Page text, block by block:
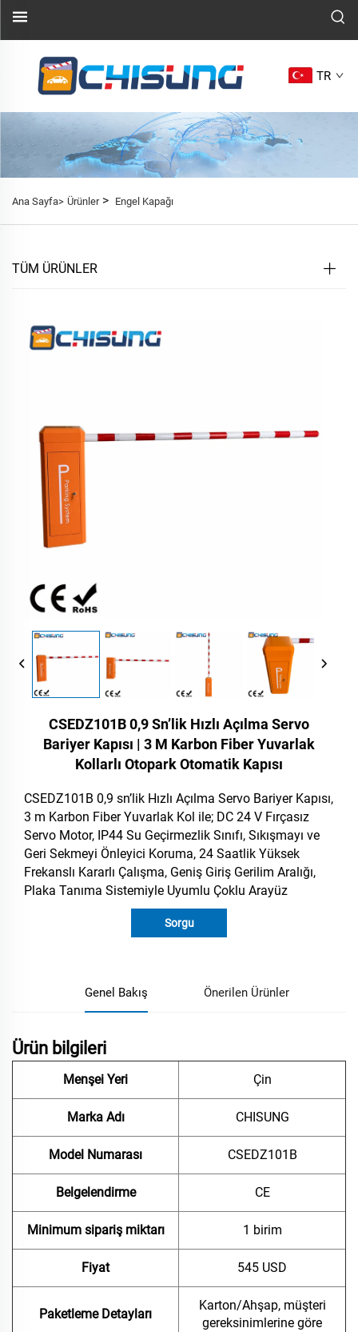
TR
Ana Sayfa> Ürünler> Engel Kapağı
TÜM ÜRÜNLER
CSEDZ101B 0,9 Sn’lik Hızlı Açılma Servo
Bariyer Kapısı | 3 M Karbon Fiber Yuvarlak
Kollarlı Otopark Otomatik Kapısı
CSEDZ101B 0,9 sn’lik Hızlı Açılma Servo Bariyer Kapısı,
3 m Karbon Fiber Yuvarlak Kol ile; DC 24 V Fırçasız
Servo Motor, IP44 Su Geçirmezlik Sınıfı, Sıkışmayı ve
Geri Sekmeyi Önleyici Koruma, 24 Saatlik Yüksek
Frekanslı Kararlı Çalışma, Geniş Giriş Gerilim Aralığı,
Plaka Tanıma Sistemiyle Uyumlu Çoklu Arayüz
Sorgu
Genel Bakış Önerilen Ürünler
Ürün bilgileri
Menşei Yeri Çin
Marka Adı CHISUNG
Model Numarası CSEDZ101B
Belgelendirme CE
Minimum sipariş miktarı 1 birim
Fiyat 545 USD
Paketleme Detayları
Karton/Ahşap, müşteri
gereksinimlerine göre